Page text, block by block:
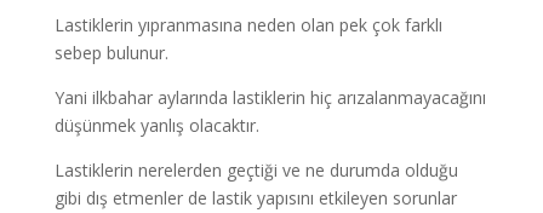
Lastiklerin yıpranmasına neden olan pek çok farklı
sebep bulunur.
Yani ilkbahar aylarında lastiklerin hiç arızalanmayacağını
düşünmek yanlış olacaktır.
Lastiklerin nerelerden geçtiği ve ne durumda olduğu
gibi dış etmenler de lastik yapısını etkileyen sorunlar